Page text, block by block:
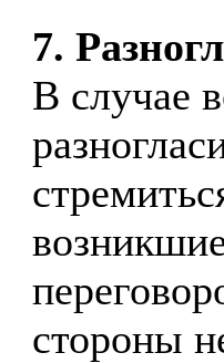
7.
В случае
стороны